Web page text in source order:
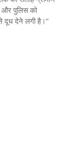
और पुलिस को
दूध देने लगी है।’’